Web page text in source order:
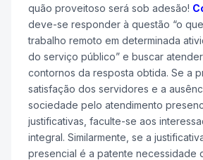
quão proveitoso será sob adesão!
deve-se responder à questão “o
trabalho remoto em determinada
do serviço público” e buscar
contornos da resposta obtida. Se a
satisfação dos servidores e a
sociedade pelo atendimento
justificativas, faculte-se aos
integral. Similarmente, se a
presencial é a patente necessidade